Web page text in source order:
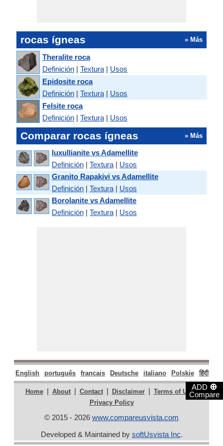
ADD ⊕
Compare
rocas ígneas » Más
Theralite roca
Definición | Textura | Usos
Epidosite roca
Definición | Textura | Usos
Felsite roca
Definición | Textura | Usos
Comparar rocas ígneas » Más
luxullianite vs Adamellite
Definición | Textura | Usos
Granito Rapakivi vs Adamellite
Definición | Textura | Usos
Borolanite vs Adamellite
Definición | Textura | Usos
English português français Deutsche italiano Polskie हिंदी
Home | About | Contact | Disclaimer | Terms of Use |
Privacy Policy
© 2015 - 2026 www.compareusvista.com
Developed & Maintained by softUsvista Inc.